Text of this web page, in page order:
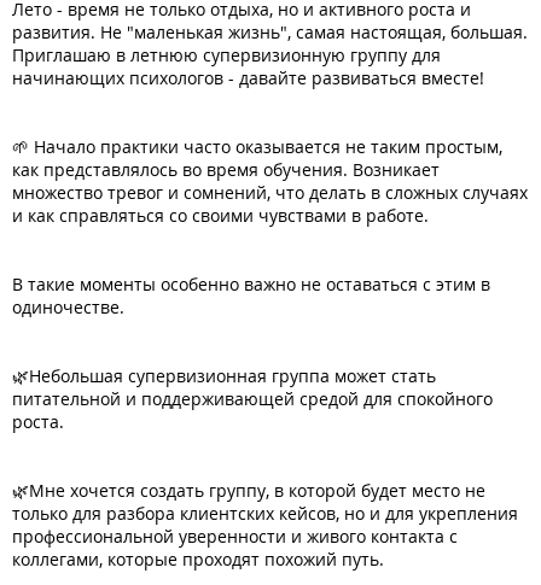
Лето - время не только отдыха, но и активного роста и
развития. Не "маленькая жизнь", самая настоящая, большая.
Приглашаю в летнюю супервизионную группу для
начинающих психологов - давайте развиваться вместе!
🌱 Начало практики часто оказывается не таким простым,
как представлялось во время обучения. Возникает
множество тревог и сомнений, что делать в сложных случаях
и как справляться со своими чувствами в работе.
В такие моменты особенно важно не оставаться с этим в
одиночестве.
🌿Небольшая супервизионная группа может стать
питательной и поддерживающей средой для спокойного
роста.
🌿Мне хочется создать группу, в которой будет место не
только для разбора клиентских кейсов, но и для укрепления
профессиональной уверенности и живого контакта с
коллегами, которые проходят похожий путь.